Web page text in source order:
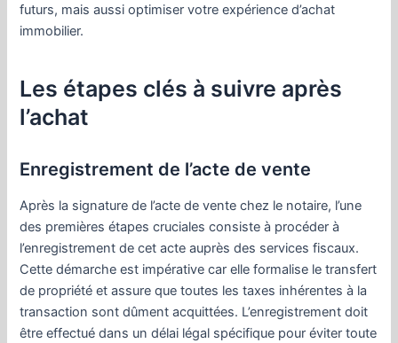
futurs, mais aussi optimiser votre expérience d’achat
immobilier.
Les étapes clés à suivre après
l’achat
Enregistrement de l’acte de vente
Après la signature de l’acte de vente chez le notaire, l’une
des premières étapes cruciales consiste à procéder à
l’enregistrement de cet acte auprès des services fiscaux.
Cette démarche est impérative car elle formalise le transfert
de propriété et assure que toutes les taxes inhérentes à la
transaction sont dûment acquittées. L’enregistrement doit
être effectué dans un délai légal spécifique pour éviter toute